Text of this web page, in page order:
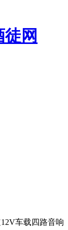
网
车载四路音响